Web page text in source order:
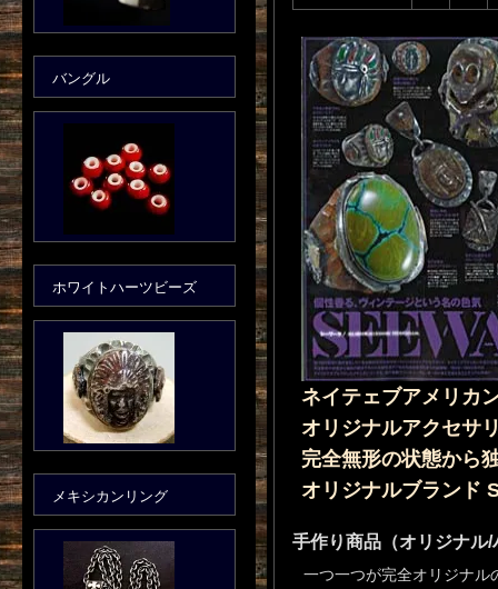
ネイテェブアメリカ
オリジナルアクセサ
完全無形の状態から
オリジナルブランド
手作り商品（オリジナル
一つ一つが完全オリジナル
バングル
ホワイトハーツビーズ
メキシカンリング